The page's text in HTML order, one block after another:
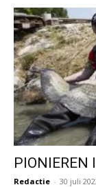
PIONIEREN
Redactie - 30 juli